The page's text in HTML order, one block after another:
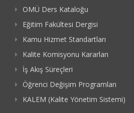
OMÜ Ders Kataloğu
Eğitim Fakültesi Dergisi
Kamu Hizmet Standartları
Kalite Komisyonu Kararları
İş Akış Süreçleri
Öğrenci Değişim Programları
KALEM (Kalite Yönetim Sistemi)